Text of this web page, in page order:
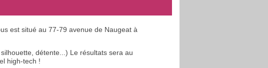
est situé au 77-79 avenue de Naugeat à
détente...) Le résultats sera au
high-tech !